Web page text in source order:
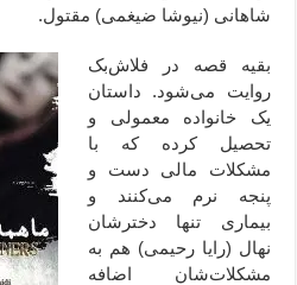
شاهانی (نیوشا ضیغمی) مقتول.
بقیه قصه در فلاش‌بک
روایت می‌شود. داستان
یک خانواده معمولی و
تحصیل کرده که با
مشکلات مالی دست و
پنجه نرم می‌کنند و
بیماری تنها دخترشان
نهال (رایا رحیمی) هم به
مشکلات‌شان اضافه